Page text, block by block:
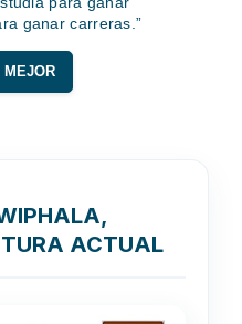
ganar carreras.”
MEJOR
ACTUAL